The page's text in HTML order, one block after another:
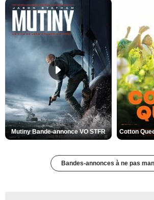
Mutiny Bande-annonce VO STFR
Bandes-annonces à ne pas